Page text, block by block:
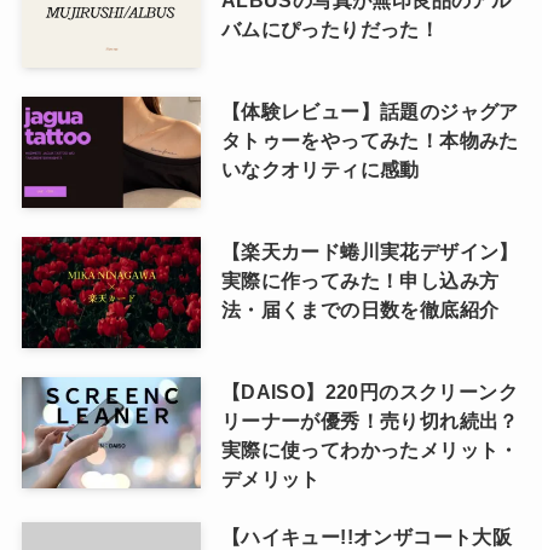
バムにぴったりだった！
【体験レビュー】話題のジャグア
タトゥーをやってみた！本物みた
いなクオリティに感動
【楽天カード蜷川実花デザイン】
実際に作ってみた！申し込み方
法・届くまでの日数を徹底紹介
【DAISO】220円のスクリーンク
リーナーが優秀！売り切れ続出？
実際に使ってわかったメリット・
デメリット
【ハイキュー!!オンザコート大阪